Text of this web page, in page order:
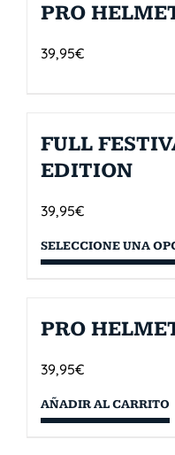
PRO
39,95€
FULL
EDITION
39,95€
SELECCIONE UNA
PRO
39,95€
AÑADIR AL CARRITO